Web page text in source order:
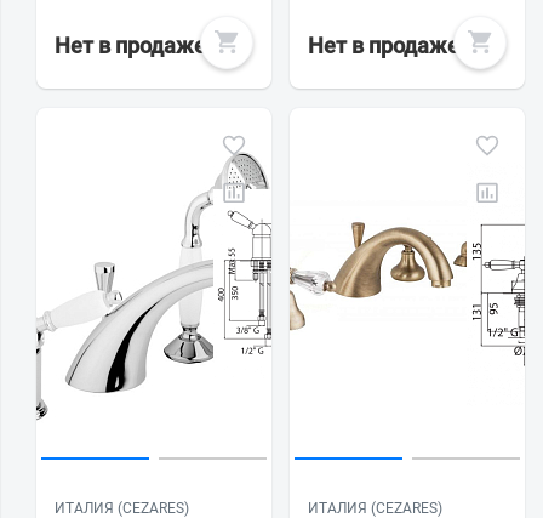
Нет в продаже Нет в продаже
ИТАЛИЯ (CEZARES) ИТАЛИЯ (CEZARES)